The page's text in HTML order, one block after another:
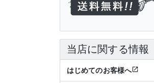
当店に関する情報
はじめてのお客様へ